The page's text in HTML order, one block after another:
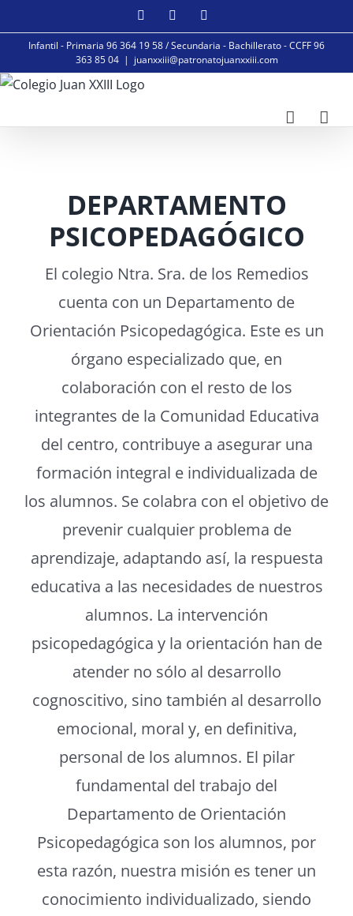
al
contenido
FacebookInstagram
Infantil - Primaria 96 364 19 58 / Secundaria - Bachillerato - CCFF 96
363 85 04 | juanxxiii@patronatojuanxxiii.com
DEPARTAMENTO
PSICOPEDAGÓGICO
El colegio Ntra. Sra. de los Remedios
cuenta con un Departamento de
Orientación Psicopedagógica. Este es un
órgano especializado que, en
colaboración con el resto de los
integrantes de la Comunidad Educativa
del centro, contribuye a asegurar una
formación integral e individualizada de
los alumnos. Se colabra con el objetivo de
prevenir cualquier problema de
aprendizaje, adaptando así, la respuesta
educativa a las necesidades de nuestros
alumnos. La intervención
psicopedagógica y la orientación han de
atender no sólo al desarrollo
cognoscitivo, sino también al desarrollo
emocional, moral y, en definitiva,
personal de los alumnos. El pilar
fundamental del trabajo del
Departamento de Orientación
Psicopedagógica son los alumnos, por
esta razón, nuestra misión es tener un
conocimiento individualizado, siendo